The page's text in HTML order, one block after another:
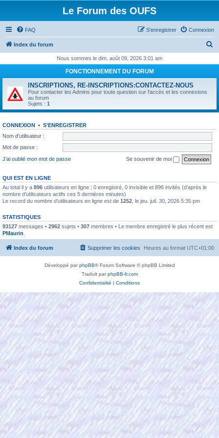
Le Forum des OUFS
FAQ Connexion
S’enregistrer
Index du forum
h
c
Nous sommes le dim. août 09, 2026 3:01 am
FONCTIONNEMENT DU FORUM
INSCRIPTIONS, RE-INSCRIPTIONS:CONTACTEZ-NOUS
Pour contacter les Admins pour toute question sur l'accès et les connexions
au forum
Sujets : 1
CONNEXION • S’ENREGISTRER
Nom d’utilisateur :
Mot de passe :
J’ai oublié mon mot de passe
Se souvenir de moi
QUI EST EN LIGNE
Au total il y a 896 utilisateurs en ligne : 0 enregistré, 0 invisible et 896 invités (d’après le
nombre d’utilisateurs actifs ces 5 dernières minutes)
Le record du nombre d’utilisateurs en ligne est de 1252 , le jeu. juil. 30, 2026 5:35 pm
STATISTIQUES
93127 messages • 2962 sujets • 307 membres • Le membre enregistré le plus récent est
PMaurin
Index du forum Heures au format UTC+01:00
Supprimer les cookies
Développé parphpBB® Forum Software © phpBB Limited
Traduit parphpBB-fr.com
Confidentialité | Conditions